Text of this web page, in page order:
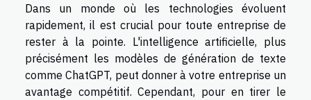
Dans un monde où les technologies évoluent
rapidement, il est crucial pour toute entreprise de
rester à la pointe. L'intelligence artificielle, plus
précisément les modèles de génération de texte
comme ChatGPT, peut donner à votre entreprise un
avantage compétitif. Cependant, pour en tirer le